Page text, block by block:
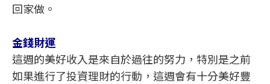
回家做。
金錢財運
這週的美好收入是來自於過往的努力，特別是之前
如果進行了投資理財的行動，這週會有十分美好豐